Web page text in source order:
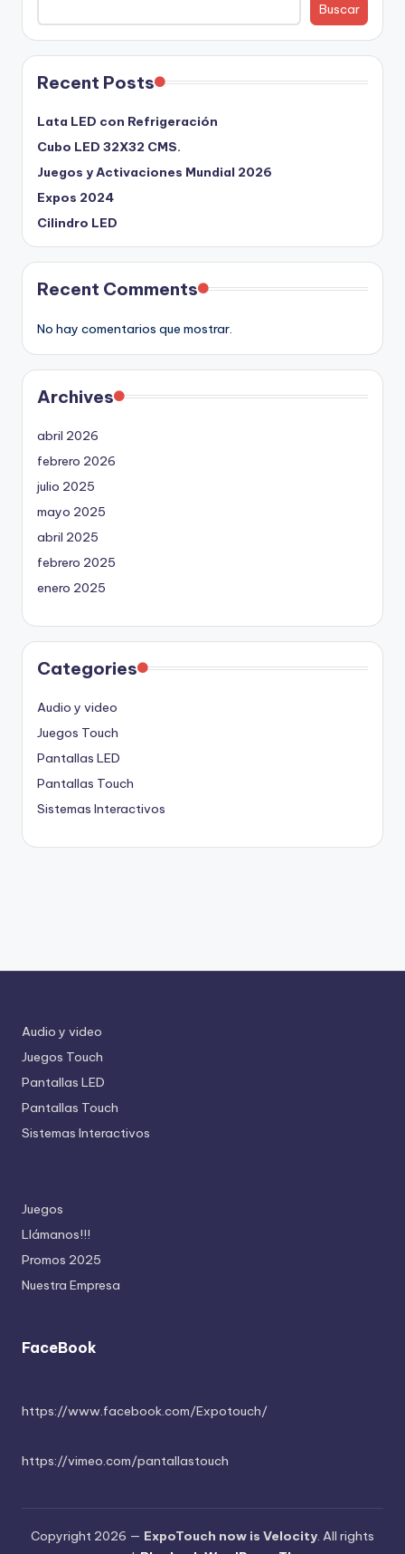
Buscar
Recent Posts
Lata LED con Refrigeración
Cubo LED 32X32 CMS.
Juegos y Activaciones Mundial 2026
Expos 2024
Cilindro LED
Recent Comments
No hay comentarios que mostrar.
Archives
abril 2026
febrero 2026
julio 2025
mayo 2025
abril 2025
febrero 2025
enero 2025
Categories
Audio y video
Juegos Touch
Pantallas LED
Pantallas Touch
Sistemas Interactivos
Audio y video
Juegos Touch
Pantallas LED
Pantallas Touch
Sistemas Interactivos
Juegos
Llámanos!!!
Promos 2025
Nuestra Empresa
FaceBook
https://www.facebook.com/Expotouch/
https://vimeo.com/pantallastouch
Copyright 2026 — ExpoTouch now is Velocity. All rights